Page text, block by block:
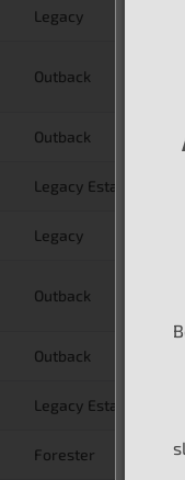
Legacy
Outback
Outback
Legacy Estate/Wagon
Legacy
Outback
Outback
Legacy Estate/Wagon
Forester